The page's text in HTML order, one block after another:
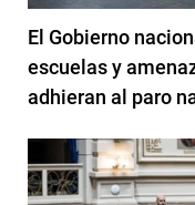
El Gobierno
escuelas y
adhieran al paro